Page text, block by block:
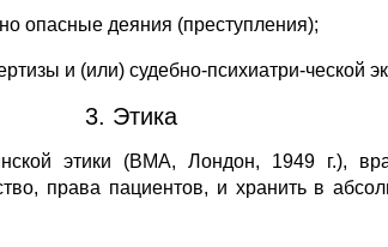
опасные деяния (преступления);
и (или) судебно-психиатри-ческой
3. Этика
этики (ВМА, Лондон, 1949 г.),
права пациентов, и хранить в